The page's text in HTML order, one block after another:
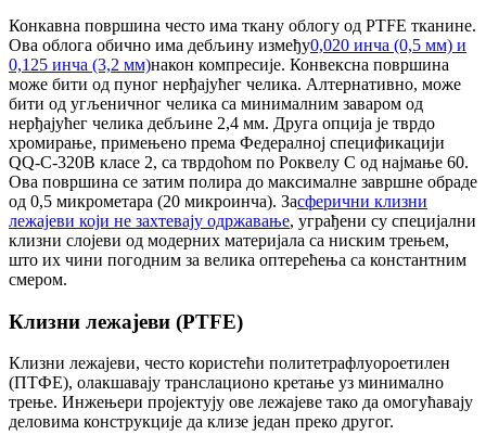
Конкавна површина често има ткану облогу од PTFE тканине.
Ова облога обично има дебљину између0,020 инча (0,5 мм) и
0,125 инча (3,2 мм)након компресије. Конвексна површина
може бити од пуног нерђајућег челика. Алтернативно, може
бити од угљеничног челика са минималним заваром од
нерђајућег челика дебљине 2,4 мм. Друга опција је тврдо
хромирање, примењено према Федералној спецификацији
QQ-C-320B класе 2, са тврдоћом по Роквелу C од најмање 60.
Ова површина се затим полира до максималне завршне обраде
од 0,5 микрометара (20 микроинча). Засферични клизни
лежајеви који не захтевају одржавање, уграђени су специјални
клизни слојеви од модерних материјала са ниским трењем,
што их чини погодним за велика оптерећења са константним
смером.
Клизни лежајеви (PTFE)
Клизни лежајеви, често користећи политетрафлуороетилен
(ПТФЕ), олакшавају транслационо кретање уз минимално
трење. Инжењери пројектују ове лежајеве тако да омогућавају
деловима конструкције да клизе један преко другог.